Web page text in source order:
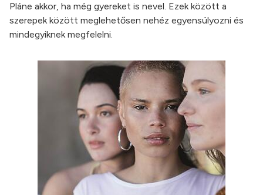
Pláne akkor, ha még gyereket is nevel. Ezek között a
szerepek között meglehetősen nehéz egyensúlyozni és
mindegyiknek megfelelni.